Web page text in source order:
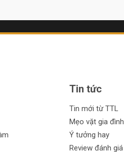
Tin tức
Tin mới từ TTL
Mẹo vặt gia đình
Ý tưởng hay
Review đánh giá